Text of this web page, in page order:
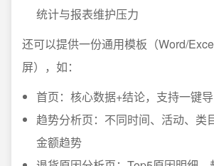
统计与报表维护压力
还可以提供一份通用模板（Word/
屏），如：
首页：核心数据+结论，支持一键
趋势分析页：不同时间、活动、类
金额趋势